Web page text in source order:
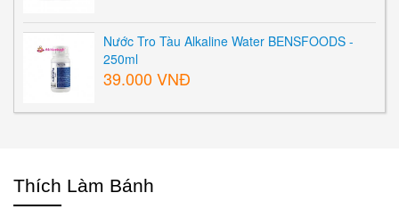
Nước Tro Tàu Alkaline Water BENSFOODS -
250ml
39.000 VNĐ
Thích Làm Bánh